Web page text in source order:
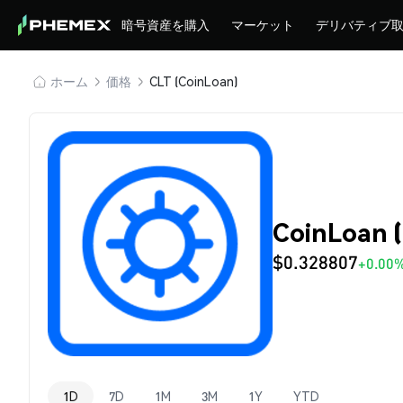
暗号資産を購入 マーケット デリバティブ
ホーム 価格 CLT (CoinLoan)
CoinLoan
$0.328807
1D 7D 1M 3M 1Y YTD